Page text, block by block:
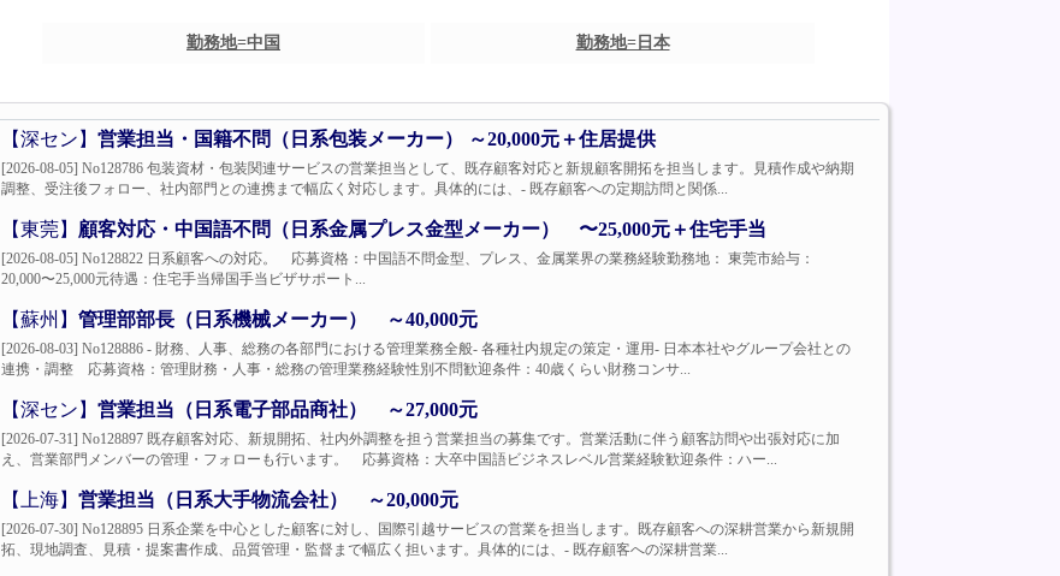
勤務地=中国 勤務地=日本
【深セン】 営業担当・国籍不問（日系包装メーカー） ～20,000元＋住居提供
[2026-08-05] No128786 包装資材・包装関連サービスの営業担当として、既存顧客対応と新規顧客開拓を担当します。見積作成や納期
調整、受注後フォロー、社内部門との連携まで幅広く対応します。具体的には、- 既存顧客への定期訪問と関係...
【東莞】 顧客対応・中国語不問（日系金属プレス金型メーカー） 〜25,000元＋住宅手当
[2026-08-05] No128822 日系顧客への対応。 応募資格：中国語不問金型、プレス、金属業界の業務経験勤務地： 東莞市給与：
20,000〜25,000元待遇：住宅手当帰国手当ビザサポート...
【蘇州】 管理部部長（日系機械メーカー） ～40,000元
[2026-08-03] No128886 - 財務、人事、総務の各部門における管理業務全般- 各種社内規定の策定・運用- 日本本社やグループ会社との
連携・調整 応募資格：管理財務・人事・総務の管理業務経験性別不問歓迎条件：40歳くらい財務コンサ...
【深セン】 営業担当（日系電子部品商社） ～27,000元
[2026-07-31] No128897 既存顧客対応、新規開拓、社内外調整を担う営業担当の募集です。営業活動に伴う顧客訪問や出張対応に加
え、営業部門メンバーの管理・フォローも行います。 応募資格：大卒中国語ビジネスレベル営業経験歓迎条件：ハー...
【上海】 営業担当（日系大手物流会社） ～20,000元
[2026-07-30] No128895 日系企業を中心とした顧客に対し、国際引越サービスの営業を担当します。既存顧客への深耕営業から新規開
拓、現地調査、見積・提案書作成、品質管理・監督まで幅広く担います。具体的には、- 既存顧客への深耕営業...